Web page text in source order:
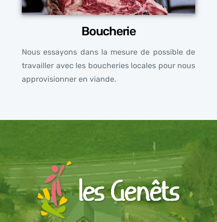
Boucherie
Nous essayons dans la mesure de possible de
travailler avec les boucheries locales pour nous
approvisionner en viande.